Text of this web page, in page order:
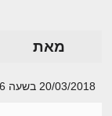
מאת
20/03/2018 בשעה 12:16